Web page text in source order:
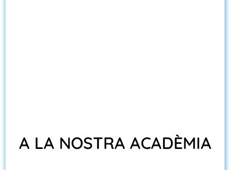
A LA NOSTRA ACADÈMIA